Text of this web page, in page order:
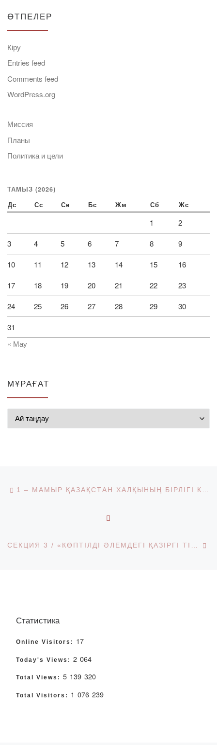
ӨТПЕЛЕР
Кіру
Entries feed
Comments feed
WordPress.org
Миссия
Планы
Политика и цели
ТАМЫЗ (2026)
Дс Сс Сә Бс Жм Сб Жс
1 2
3 4 5 6 7 8 9
10 11 12 13 14 15 16
17 18 19 20 21 22 23
24 25 26 27 28 29 30
31
« Мау
МҰРАҒАТ
Post navigation
Статистика
Online Visitors: 17
Today's Views: 2 064
Total Views: 5 139 320
Total Visitors: 1 076 239